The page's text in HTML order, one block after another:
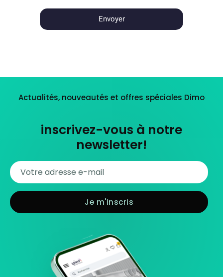
Envoyer
Actualités, nouveautés et offres spéciales Dimo
inscrivez-vous à notre
newsletter!